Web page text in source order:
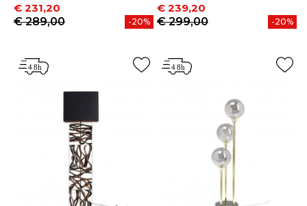
Prijs
€ 231,20
Normale prijs
€ 289,00
-20%
Prijs
€ 239,20
Normale prijs
€ 299,00
-20%